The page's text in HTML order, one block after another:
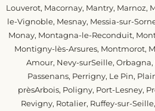
Louverot, Macornay, Mantry, Marnoz,
le-Vignoble, Mesnay, Messia-sur-
Monay, Montagna-le-Reconduit,
Montigny-lès-Arsures, Montmorot,
Amour, Nevy-surSeille, Orbagna,
Passenans, Perrigny, Le Pin,
prèsArbois, Poligny, Port-Lesney,
Revigny, Rotalier, Ruffey-sur-